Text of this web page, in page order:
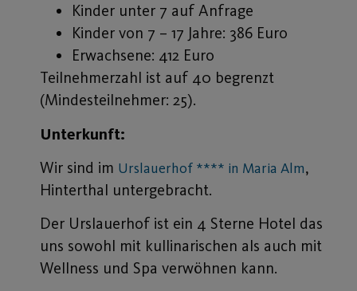
Kinder unter 7 auf Anfrage
Kinder von 7 – 17 Jahre: 386 Euro
Erwachsene: 412 Euro
Teilnehmerzahl ist auf 40 begrenzt
(Mindesteilnehmer: 25).
Unterkunft:
Wir sind im Urslauerhof **** in Maria Alm,
Hinterthal untergebracht.
Der Urslauerhof ist ein 4 Sterne Hotel das
uns sowohl mit kullinarischen als auch mit
Wellness und Spa verwöhnen kann.